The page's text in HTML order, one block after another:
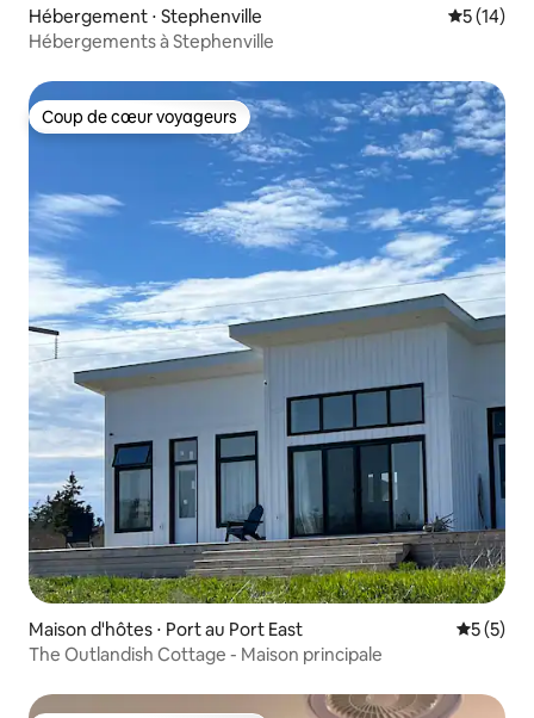
Hébergement ⋅ Stephenville
5 (14)
Hébergements à Stephenville
Coup de cœur voyageurs
Coup de cœur voyageurs
Maison d'hôtes ⋅ Port au Port East
5 (5)
The Outlandish Cottage - Maison principale